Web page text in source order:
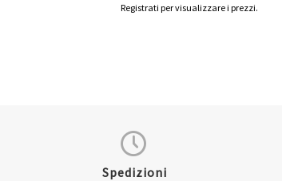
Registrati per visualizzare i prezzi.
Spedizioni